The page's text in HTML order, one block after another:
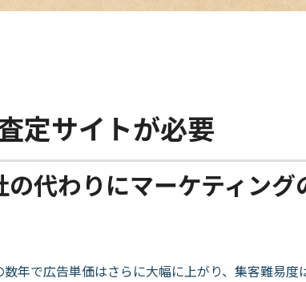
定サイトが必要
代わりにマーケティング
年で広告単価はさらに大幅に上がり、集客難易度